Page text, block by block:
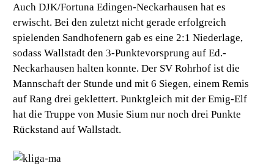
Auch DJK/Fortuna Edingen-Neckarhausen hat es
erwischt. Bei den zuletzt nicht gerade erfolgreich
spielenden Sandhofenern gab es eine 2:1 Niederlage,
sodass Wallstadt den 3-Punktevorsprung auf Ed.-
Neckarhausen halten konnte. Der SV Rohrhof ist die
Mannschaft der Stunde und mit 6 Siegen, einem Remis
auf Rang drei geklettert. Punktgleich mit der Emig-Elf
hat die Truppe von Musie Sium nur noch drei Punkte
Rückstand auf Wallstadt.